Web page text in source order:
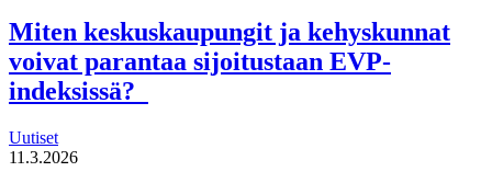
tekijät haluaa
uudistaa
maahanmuuttopolitiikkaa
Miten keskuskaupungit ja kehyskunnat
voivat parantaa sijoitustaan EVP-
indeksissä?
Uutiset
11.3.2026